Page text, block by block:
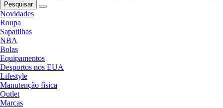
Pesquisar
Novidades
Roupa
Sapatilhas
NBA
Bolas
Equipamentos
Desportos nos EUA
Lifestyle
Manutenção física
Outlet
Marcas